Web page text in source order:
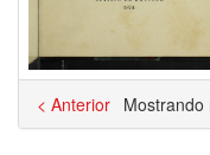
Mostrando
< Anterior